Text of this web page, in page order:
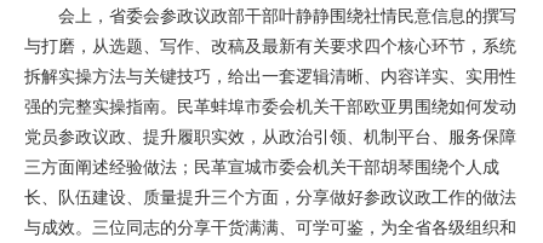
会上，省委会参政议政部干部叶静静围绕社情民意信息的撰写
与打磨，从选题、写作、改稿及最新有关要求四个核心环节，系统
拆解实操方法与关键技巧，给出一套逻辑清晰、内容详实、实用性
强的完整实操指南。民革蚌埠市委会机关干部欧亚男围绕如何发动
党员参政议政、提升履职实效，从政治引领、机制平台、服务保障
三方面阐述经验做法；民革宣城市委会机关干部胡琴围绕个人成
长、队伍建设、质量提升三个方面，分享做好参政议政工作的做法
与成效。三位同志的分享干货满满、可学可鉴，为全省各级组织和